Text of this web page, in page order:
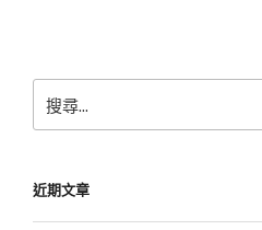
尋
字:
近期文章